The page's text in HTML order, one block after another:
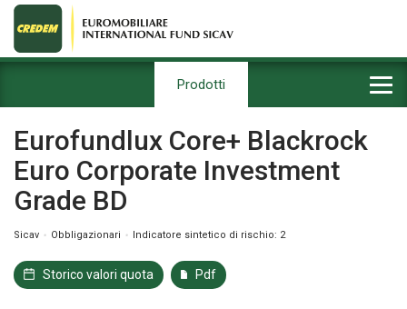
Prodotti
Eurofundlux Core+ Blackrock
Euro Corporate Investment
Grade BD
Sicav Obbligazionari Indicatore sintetico di rischio: 2
Storico valori quota Pdf